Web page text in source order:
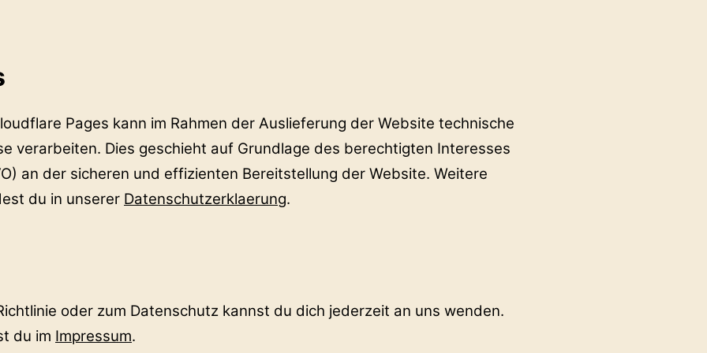
Pages kann im Rahmen der Auslieferung der Website technische
verarbeiten. Dies geschieht auf Grundlage des berechtigten Interesses
an der sicheren und effizienten Bereitstellung der Website. Weitere
du in unserer Datenschutzerklaerung.
oder zum Datenschutz kannst du dich jederzeit an uns wenden.
du im Impressum.